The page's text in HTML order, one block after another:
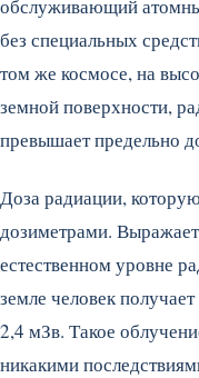
обслуживающий
без специальных
том же космосе, на
земной поверхности,
превышает предельно
Доза радиации,
дозиметрами.
естественном уровне
земле человек
2,4 мЗв. Такое
никакими